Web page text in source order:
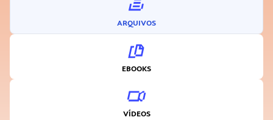
ARQUIVOS
EBOOKS
VÍDEOS